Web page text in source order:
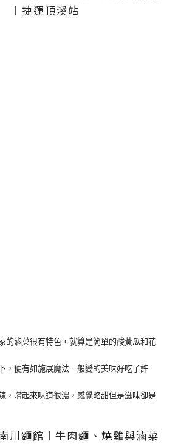
的滷菜很有特色，就算是簡單的酸黃瓜和花
，便有如施展魔法一般變的美味好吃了許
，嚐起來味道很濃，感覺略甜但是滋味卻是